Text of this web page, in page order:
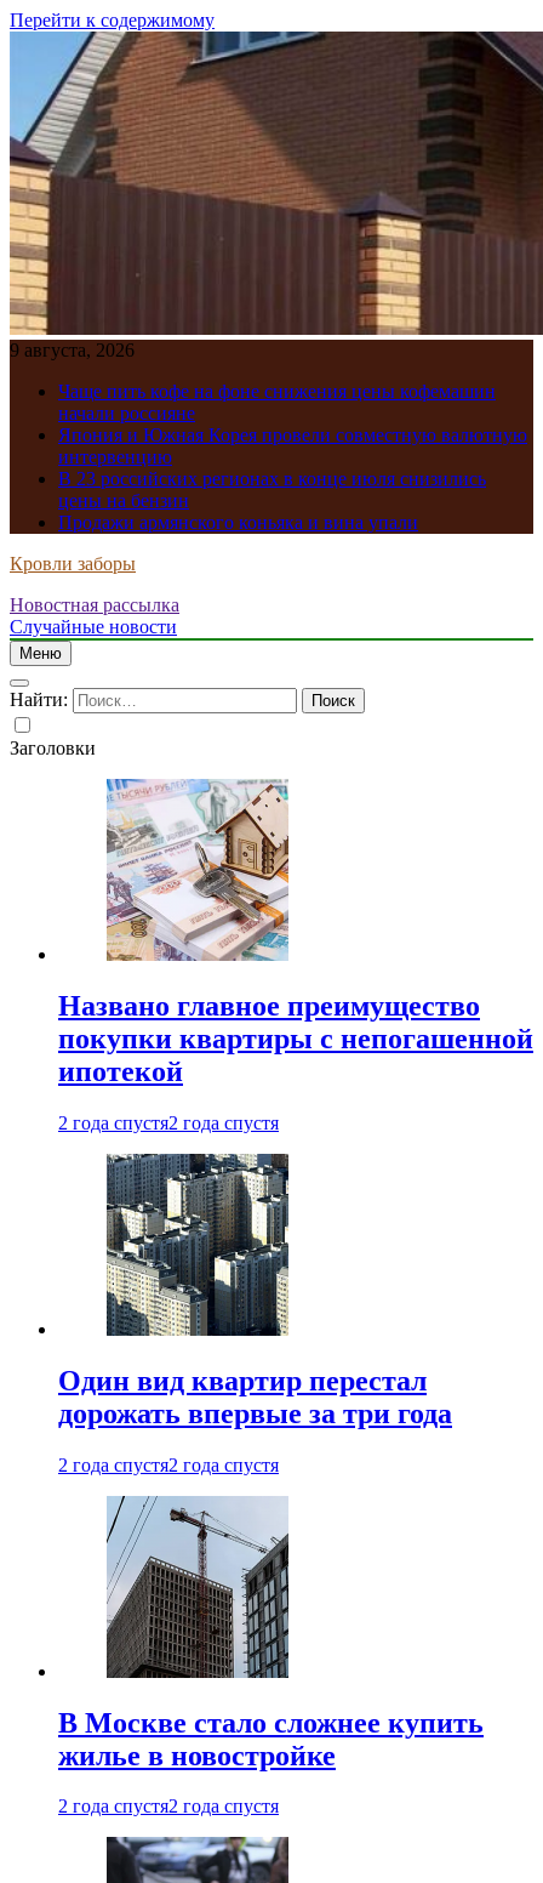
Перейти к содержимому
9 августа, 2026
Чаще пить кофе на фоне снижения цены кофемашин
начали россияне
Япония и Южная Корея провели совместную валютную
интервенцию
В 23 российских регионах в конце июля снизились
цены на бензин
Продажи армянского коньяка и вина упали
Кровли заборы
Новостная рассылка
Случайные новости
Меню
Найти:
Заголовки
Названо главное преимущество
покупки квартиры с непогашенной
ипотекой
2 года спустя2 года спустя
Один вид квартир перестал
дорожать впервые за три года
2 года спустя2 года спустя
В Москве стало сложнее купить
жилье в новостройке
2 года спустя2 года спустя